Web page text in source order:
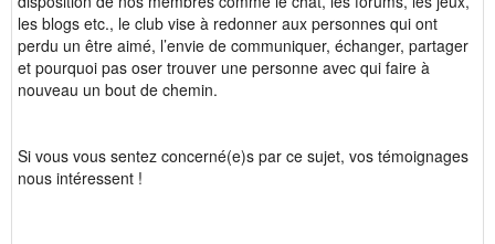
les blogs etc., le club vise à redonner aux personnes qui ont
perdu un être aimé, l’envie de communiquer, échanger, partager
et pourquoi pas oser trouver une personne avec qui faire à
nouveau un bout de chemin.
Si vous vous sentez concerné(e)s par ce sujet, vos témoignages
nous intéressent !